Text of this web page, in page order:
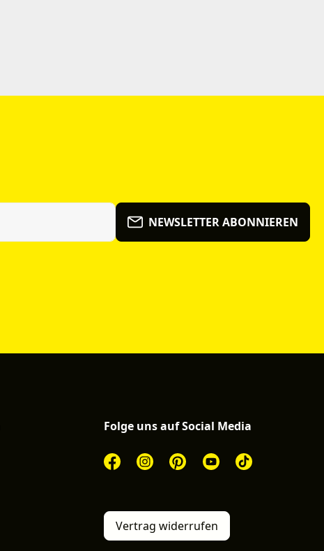
NEWSLETTER ABONNIEREN
Folge uns auf Social Media
Vertrag widerrufen